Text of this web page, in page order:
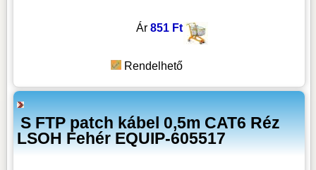
Ár 851 Ft
Rendelhető
S FTP patch kábel 0,5m CAT6 Réz
LSOH Fehér EQUIP-605517